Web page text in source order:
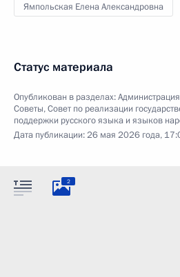
Ямпольская Елена Александровна
Статус материала
Опубликован в разделах:
Советы,Совет по реализации
поддержки русского языка и языков
Дата публикации:26 мая 2026 года,
2